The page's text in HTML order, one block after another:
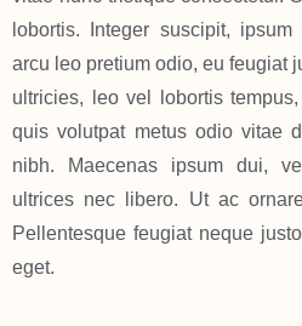
lobortis. Integer suscipit,
arcu leo pretium odio, eu feugiat
ultricies, leo vel lobortis
quis volutpat metus odio vitae
nibh. Maecenas ipsum dui,
ultrices nec libero. Ut ac
Pellentesque feugiat neque
eget.